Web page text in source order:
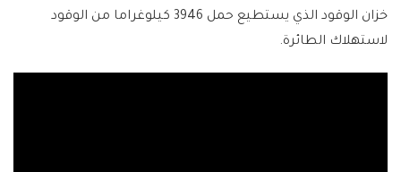
خزان الوقود الذي يستطيع حمل 3946 كيلوغراما من الوقود
لاستهلاك الطائرة.